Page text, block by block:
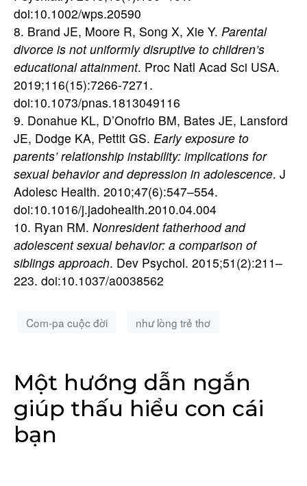
doi:10.1002/wps.20590
8. Brand JE, Moore R, Song X, Xie Y. Parental
divorce is not uniformly disruptive to children’s
educational attainment. Proc Natl Acad Sci USA.
2019;116(15):7266-7271.
doi:10.1073/pnas.1813049116
9. Donahue KL, D’Onofrio BM, Bates JE, Lansford
JE, Dodge KA, Pettit GS. Early exposure to
parents’ relationship instability: implications for
sexual behavior and depression in adolescence. J
Adolesc Health. 2010;47(6):547–554.
doi:10.1016/j.jadohealth.2010.04.004
10. Ryan RM. Nonresident fatherhood and
adolescent sexual behavior: a comparison of
siblings approach. Dev Psychol. 2015;51(2):211–
223. doi:10.1037/a0038562
Com-pa cuộc đời như lòng trẻ thơ
Một hướng dẫn ngắn
giúp thấu hiểu con cái
bạn